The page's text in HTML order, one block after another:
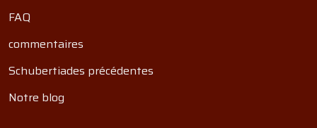
FAQ
commentaires
Schubertiades précédentes
Notre blog